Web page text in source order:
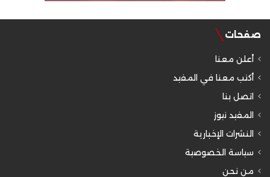
صفحات
أعلن معنا
أكتب معنا في المفيد
اتصل بنا
المفيد نيوز
النشرات الإخبارية
سياسة الخصوصية
من نحن